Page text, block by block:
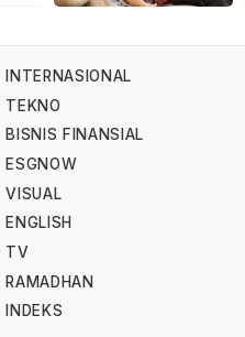
INTERNASIONAL
TEKNO
BISNIS FINANSIAL
ESGNOW
VISUAL
ENGLISH
TV
RAMADHAN
INDEKS